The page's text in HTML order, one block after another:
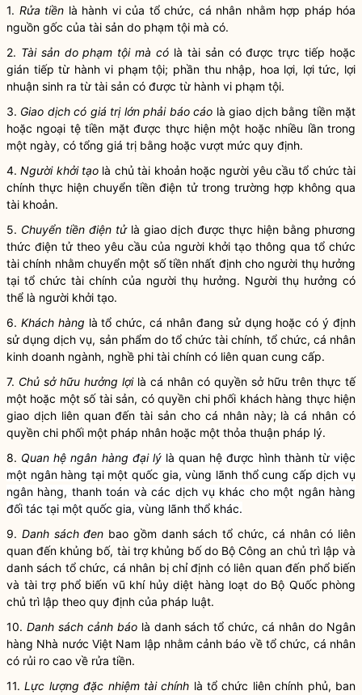
1. Rửa tiền là hành vi của tổ chức, cá nhân nhằm hợp pháp hóa
nguồn gốc của tài sản do phạm tội mà có.
2. Tài sản do phạm tội mà có là tài sản có được trực tiếp hoặc
gián tiếp từ hành vi phạm tội; phần thu nhập, hoa lợi, lợi tức, lợi
nhuận sinh ra từ tài sản có được từ hành vi phạm tội.
3. Giao dịch có giá trị lớn phải báo cáo là giao dịch bằng tiền mặt
hoặc ngoại tệ tiền mặt được thực hiện một hoặc nhiều lần trong
một ngày, có tổng giá trị bằng hoặc vượt mức quy định.
4.Người khởi tạo là chủ tài khoản hoặc người yêu cầu tổ chức tài
chính thực hiện chuyển tiền điện tử trong trường hợp không qua
tài khoản.
5. Chuyển tiền điện tửlà giao dịch được thực hiện bằng phương
thức điện tử theo yêu cầu của người khởi tạo thông qua tổ chức
tài chính nhằm chuyển một số tiền nhất định cho người thụ hưởng
tại tổ chức tài chính của người thụ hưởng. Người thụ hưởng có
thể là người khởi tạo.
6. Khách hàng là tổ chức, cá nhân đang sử dụng hoặc có ý định
sử dụng dịch vụ, sản phẩm do tổ chức tài chính, tổ chức, cá nhân
kinh doanh ngành, nghề phi tài chính có liên quan cung cấp.
7. Chủ sở hữu hưởng lợilà cá nhân có quyền sở hữu trên thực tế
một hoặc một số tài sản, có quyền chi phối khách hàng thực hiện
giao dịch liên quan đến tài sản cho cá nhân này; là cá nhân có
quyền chi phối một pháp nhân hoặc một thỏa thuận pháp lý.
8. Quan hệ ngân hàng đại lýlà quan hệ được hình thành từ việc
một ngân hàng tại một quốc gia, vùng lãnh thổ cung cấp dịch vụ
ngân hàng, thanh toán và các dịch vụ khác cho một ngân hàng
đối tác tại một quốc gia, vùng lãnh thổ khác.
9. Danh sách đen bao gồm danh sách tổ chức, cá nhân có liên
quanđến khủng bố, tài trợ khủng bố do Bộ Công an chủ trì lập và
danh sách tổ chức, cá nhân bị chỉ định có liên quan đến phổ biến
và tài trợ phổ biến vũ khí hủy diệt hàng loạt do Bộ Quốc phòng
chủ trì lập theo quy định của pháp luật.
10. Danh sách cảnh báolà danh sách tổ chức, cá nhân do Ngân
hàng Nhà nước Việt Nam lập nhằm cảnh báo vềtổ chức, cá nhân
có rủi ro cao về rửa tiền.
11.Lực lượng đặc nhiệm tài chính là tổ chức liên chính phủ, ban